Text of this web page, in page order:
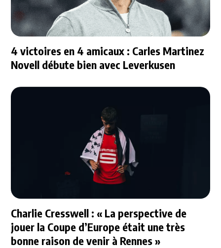
4 victoires en 4 amicaux : Carles Martinez
Novell débute bien avec Leverkusen
Charlie Cresswell : « La perspective de
jouer la Coupe d’Europe était une très
bonne raison de venir à Rennes »